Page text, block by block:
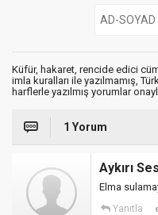
Küfür, hakaret, rencide edici
imla kuralları ile yazılmamış,
harflerle yazılmış yorumlar
1 Yorum
Aykırı
Elma
Yanıtla